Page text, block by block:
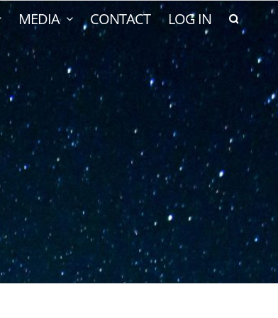
MEDIA CONTACT LOG IN